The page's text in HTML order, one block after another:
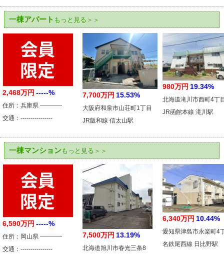
一棟アパート もっと見る＞＞
2,468万円 -----%
住所：兵庫県 -----------
交通：----------------
7,700万円 15.53%
大阪府和泉市山荘町1丁目
JR阪和線 信太山駅
980万円 19.34%
北海道滝川市西町4丁
JR函館本線 滝川駅
一棟マンションもっと見る＞＞
6,590万円 -----%
住所：岡山県 -----------
交通：----------------
7,500万円 13.19%
北海道旭川市春光三条8
6,340万円 10.44%
愛知県津島市永楽町4
名鉄尾西線 日比野駅